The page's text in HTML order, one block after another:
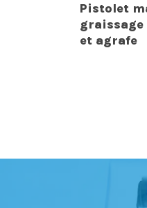
Pistolet
et agrafe